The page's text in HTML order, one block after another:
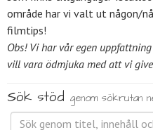
område har vi valt ut någon/
filmtips!
Obs! Vi har vår egen
vill vara ödmjuka med att vi
Sök stöd genom sökrutan